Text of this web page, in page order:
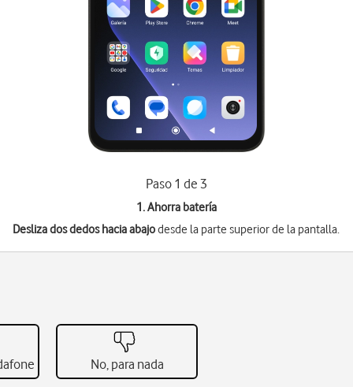
Paso 1 de 3
1. Ahorra batería
Desliza dos dedos hacia abajodesde la parte superior de la pantalla.
No, para nada